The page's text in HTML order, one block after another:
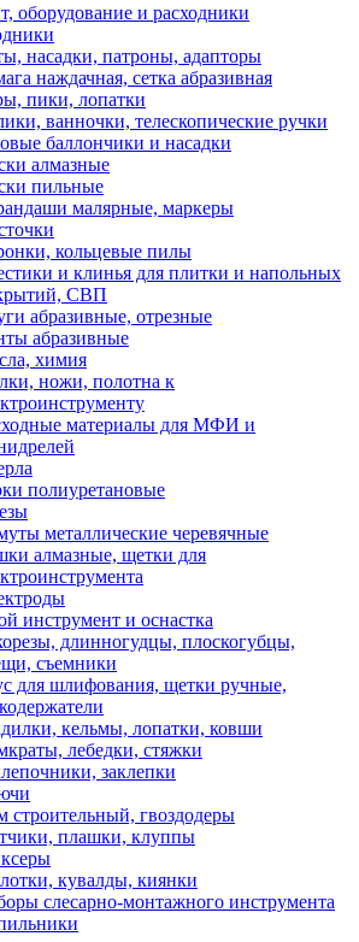
оборудование и расходники
насадки, патроны, адапторы
наждачная, сетка абразивная
пики, лопатки
ванночки, телескопические ручки
баллончики и насадки
алмазные
пильные
малярные, маркеры
кольцевые пилы
и клинья для плитки и напольных
СВП
абразивные, отрезные
абразивные
химия
ножи, полотна к
материалы для МФИ и
полиуретановые
металлические черевячные
алмазные, щетки для
инструмент и оснастка
длинногудцы, плоскогубцы,
съемники
для шлифования, щетки ручные,
кельмы, лопатки, ковши
лебедки, стяжки
заклепки
строительный, гвоздодеры
плашки, клуппы
кувалды, киянки
слесарно-монтажного инструмента